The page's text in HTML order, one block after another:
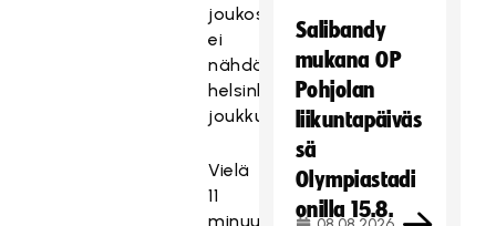
joukossa
ei
nähdä
helsinkiläistä
joukkuetta.
Vielä
11
minuuttia
Salibandy
mukana OP
Pohjolan
liikuntapäiväs
sä
Olympiastadi
onilla 15.8.